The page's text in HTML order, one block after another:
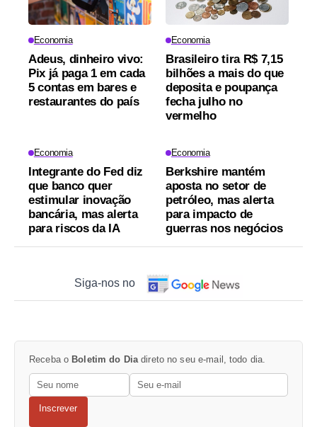
Economia
Adeus, dinheiro vivo:
Pix já paga 1 em cada
5 contas em bares e
restaurantes do país
Economia
Brasileiro tira R$ 7,15
bilhões a mais do que
deposita e poupança
fecha julho no
vermelho
Economia
Integrante do Fed diz
que banco quer
estimular inovação
bancária, mas alerta
para riscos da IA
Economia
Berkshire mantém
aposta no setor de
petróleo, mas alerta
para impacto de
guerras nos negócios
Siga-nos no
Receba o Boletim do Diadireto no seu e-mail, todo dia.
Inscrever